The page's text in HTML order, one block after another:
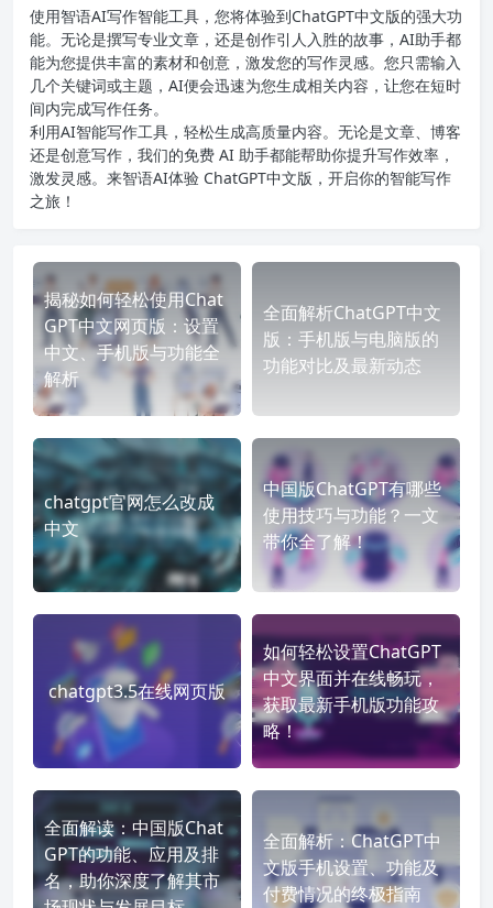
使用智语AI写作智能工具，您将体验到ChatGPT中文版的强大功
能。无论是撰写专业文章，还是创作引人入胜的故事，AI助手都
能为您提供丰富的素材和创意，激发您的写作灵感。您只需输入
几个关键词或主题，AI便会迅速为您生成相关内容，让您在短时
间内完成写作任务。
利用AI智能写作工具，轻松生成高质量内容。无论是文章、博客
还是创意写作，我们的免费 AI 助手都能帮助你提升写作效率，
激发灵感。来智语AI体验 ChatGPT中文版 ，开启你的智能写作
之旅！
揭秘如何轻松使用Chat
GPT中文网页版：设置
中文、手机版与功能全
解析
全面解析ChatGPT中文
版：手机版与电脑版的
功能对比及最新动态
chatgpt官网怎么改成
中文
中国版ChatGPT有哪些
使用技巧与功能？一文
带你全了解！
chatgpt3.5在线网页版
如何轻松设置ChatGPT
中文界面并在线畅玩，
获取最新手机版功能攻
略！
全面解读：中国版Chat
GPT的功能、应用及排
名，助你深度了解其市
全面解析：ChatGPT中
文版手机设置、功能及
付费情况的终极指南